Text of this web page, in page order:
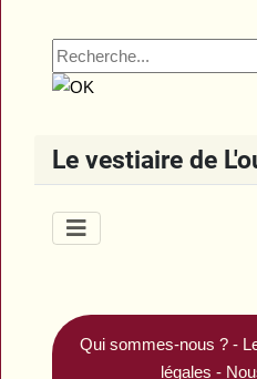
Le vestiaire de
Qui sommes-nous ? -
légales -